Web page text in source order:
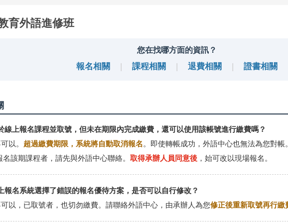
育外語進修班
您在找哪方面的資訊？
報名相關 | 課程相關 | 退費相關 | 證書相關
線上報名課程並取號，但未在期限內完成繳費，還可以使用該帳號進行繳費嗎？
以。 超過繳費期限，系統將自動取消報名。即使轉帳成功，外語中心也無法為您對帳。
名該期課程者，請先與外語中心聯絡。 取得承辦人員同意後，始可改以現場報名。
報名系統選擇了錯誤的報名優待方案，是否可以自行修改？
以，已取號者，也切勿繳費。請聯絡外語中心，由承辦人為您修正後重新取號再行繳